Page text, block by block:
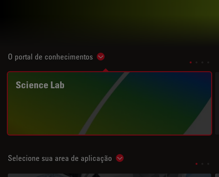
O portal de conhecimentos Show subnavigation
Science Lab
Selecione sua area de aplicação Show subnavigation